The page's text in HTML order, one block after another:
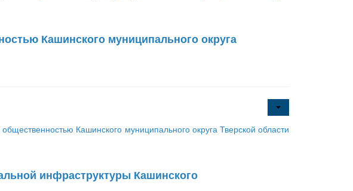
Кашинского муниципального округа
Кашинского муниципального округа Тверской области
инфраструктуры Кашинского